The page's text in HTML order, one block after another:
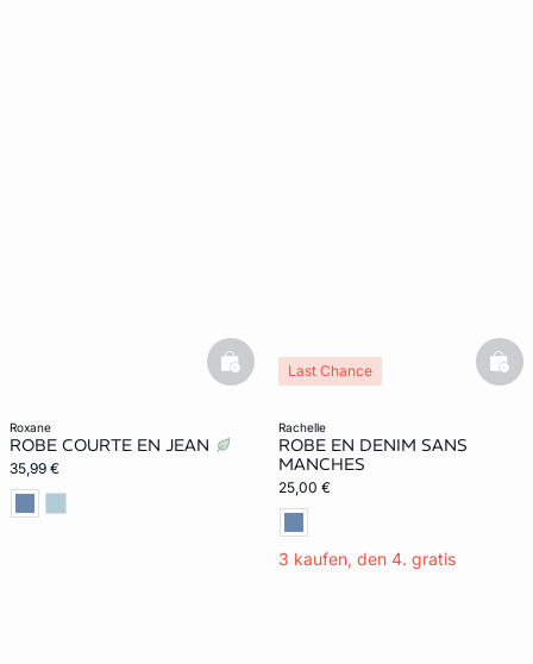
roxane
ROBE COURTE EN JEAN
35,99 €
basketfull
rachelle
ROBE EN DENIM SANS
MANCHES
25,00 €
3 kaufen, den 4. gratis
Last Chance